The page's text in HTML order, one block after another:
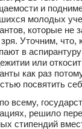
и
молодых
которые
зря. Уточним, что,
в
или
как раз
посвятить
всему,
решило
стипендий